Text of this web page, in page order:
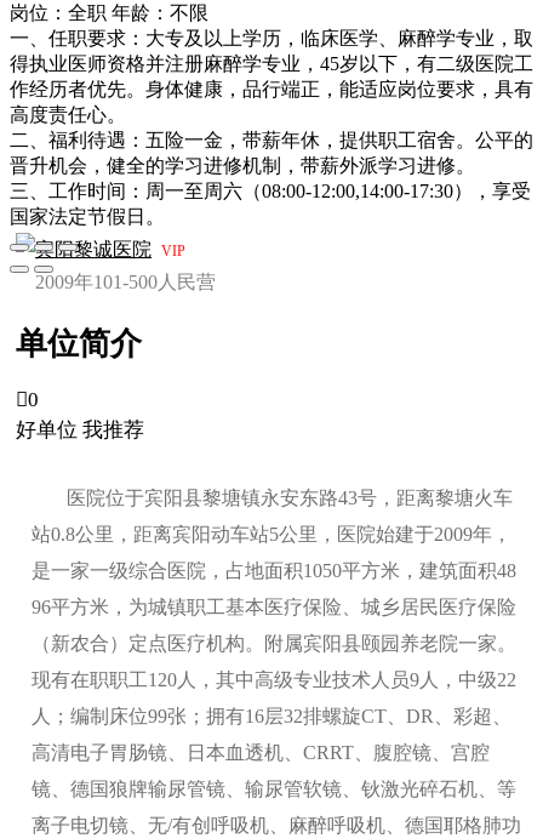
岗位：全职 年龄：不限
一、任职要求：大专及以上学历，临床医学、麻醉学专业，取
得执业医师资格并注册麻醉学专业，45岁以下，有二级医院工
作经历者优先。身体健康，品行端正，能适应岗位要求，具有
高度责任心。
二、福利待遇：五险一金，带薪年休，提供职工宿舍。公平的
晋升机会，健全的学习进修机制，带薪外派学习进修。
三、工作时间：周一至周六（08:00-12:00,14:00-17:30），享受
国家法定节假日。
宾阳黎诚医院
VIP
2009年101-500人 民营
单位简介
0
好单位 我推荐
医院位于宾阳县黎塘镇永安东路43号，距离黎塘火车
站0.8公里，距离宾阳动车站5公里，医院始建于2009年，
是一家一级综合医院，占地面积1050平方米，建筑面积48
96平方米，为城镇职工基本医疗保险、城乡居民医疗保险
（新农合）定点医疗机构。附属宾阳县颐园养老院一家。
现有在职职工120人，其中高级专业技术人员9人，中级22
人；编制床位99张；拥有16层32排螺旋CT、DR、彩超、
高清电子胃肠镜、日本血透机、CRRT、腹腔镜、宫腔
镜、德国狼牌输尿管镜、输尿管软镜、钬激光碎石机、等
离子电切镜、无/有创呼吸机、麻醉呼吸机、德国耶格肺功